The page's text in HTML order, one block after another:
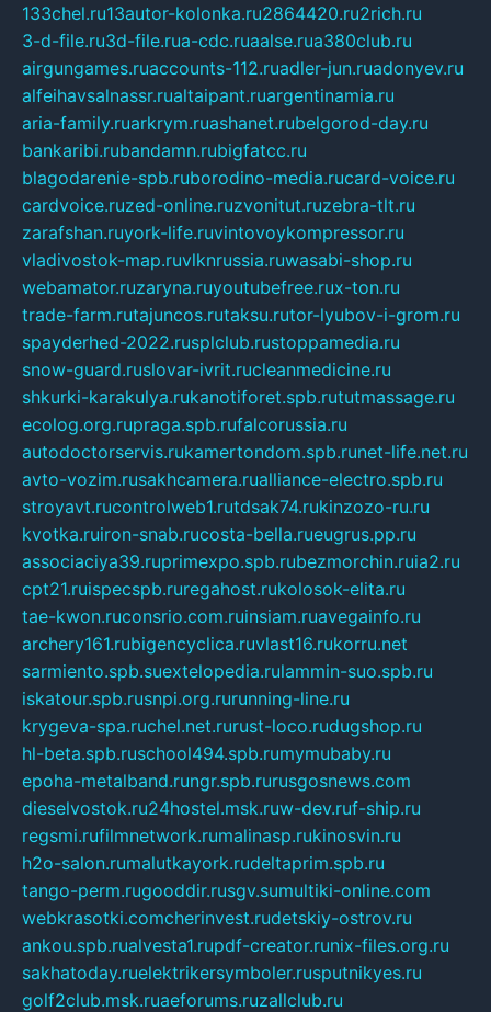
133chel.ru13autor-kolonka.ru2864420.ru2rich.ru
3-d-file.ru3d-file.rua-cdc.ruaalse.rua380club.ru
airgungames.ruaccounts-112.ruadler-jun.ruadonyev.ru
alfeihavsalnassr.rualtaipant.ruargentinamia.ru
aria-family.ruarkrym.ruashanet.rubelgorod-day.ru
bankaribi.rubandamn.rubigfatcc.ru
blagodarenie-spb.ruborodino-media.rucard-voice.ru
cardvoice.ruzed-online.ruzvonitut.ruzebra-tlt.ru
zarafshan.ruyork-life.ruvintovoykompressor.ru
vladivostok-map.ruvlknrussia.ruwasabi-shop.ru
webamator.ruzaryna.ruyoutubefree.rux-ton.ru
trade-farm.rutajuncos.rutaksu.rutor-lyubov-i-grom.ru
spayderhed-2022.rusplclub.rustoppamedia.ru
snow-guard.ruslovar-ivrit.rucleanmedicine.ru
shkurki-karakulya.rukanotiforet.spb.rututmassage.ru
ecolog.org.rupraga.spb.rufalcorussia.ru
autodoctorservis.rukamertondom.spb.runet-life.net.ru
avto-vozim.rusakhcamera.rualliance-electro.spb.ru
stroyavt.rucontrolweb1.rutdsak74.rukinzozo-ru.ru
kvotka.ruiron-snab.rucosta-bella.rueugrus.pp.ru
associaciya39.ruprimexpo.spb.rubezmorchin.ruia2.ru
cpt21.ruispecspb.ruregahost.rukolosok-elita.ru
tae-kwon.ruconsrio.com.ruinsiam.ruavegainfo.ru
archery161.rubigencyclica.ruvlast16.rukorru.net
sarmiento.spb.suextelopedia.rulammin-suo.spb.ru
iskatour.spb.rusnpi.org.rurunning-line.ru
krygeva-spa.ruchel.net.rurust-loco.rudugshop.ru
hl-beta.spb.ruschool494.spb.rumymubaby.ru
epoha-metalband.rungr.spb.rurusgosnews.com
dieselvostok.ru24hostel.msk.ruw-dev.ruf-ship.ru
regsmi.rufilmnetwork.rumalinasp.rukinosvin.ru
h2o-salon.rumalutkayork.rudeltaprim.spb.ru
tango-perm.rugooddir.rusgv.sumultiki-online.com
webkrasotki.comcherinvest.rudetskiy-ostrov.ru
ankou.spb.rualvesta1.rupdf-creator.runix-files.org.ru
sakhatoday.ruelektrikersymboler.rusputnikyes.ru
golf2club.msk.ruaeforums.ruzallclub.ru